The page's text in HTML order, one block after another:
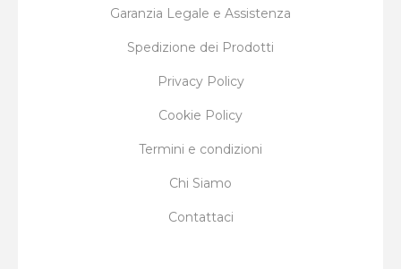
Garanzia Legale e Assistenza
Spedizione dei Prodotti
Privacy Policy
Cookie Policy
Termini e condizioni
Chi Siamo
Contattaci